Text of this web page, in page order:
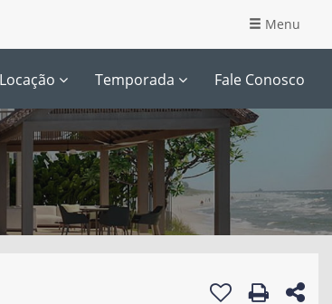
Menu
Locação Temporada Fale Conosco